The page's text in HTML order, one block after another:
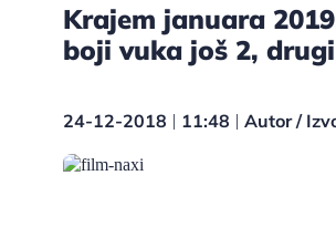
Krajem januara
boji vuka još 2,
24-12-2018 11:48 Autor /